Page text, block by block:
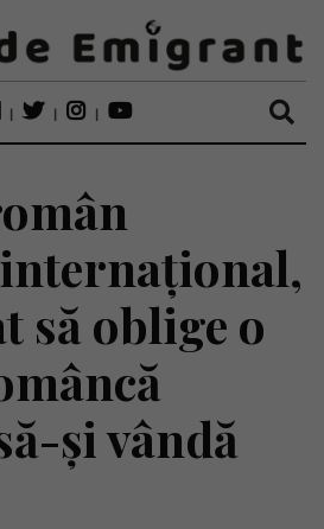
să oblige o
și vândă